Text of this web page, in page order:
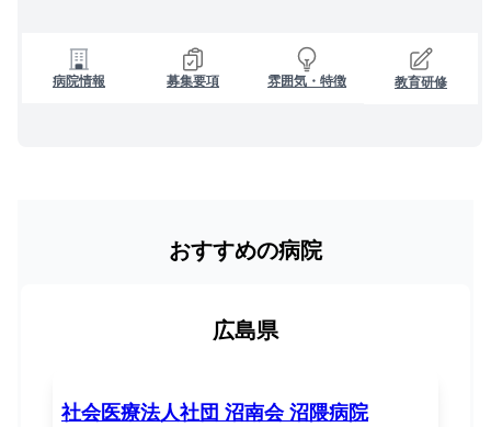
病院情報 募集要項 雰囲気・特徴 教育研修
おすすめの病院
広島県
社会医療法人社団 沼南会 沼隈病院